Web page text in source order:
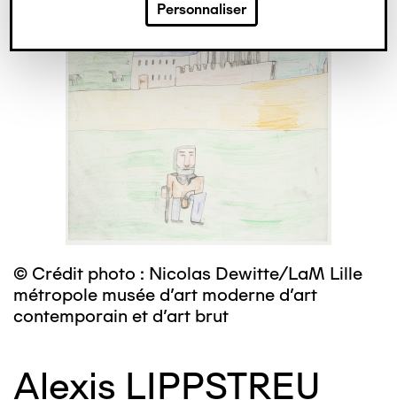
Personnaliser
© Crédit photo : Nicolas Dewitte/LaM Lille
métropole musée d’art moderne d’art
contemporain et d’art brut
Alexis LIPPSTREU